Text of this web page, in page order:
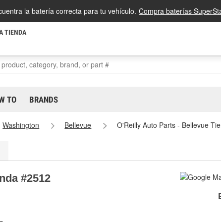
la batería correcta para tu vehículo. Compra baterías
TIENDA
TO BRANDS
Washington Bellevue O'Reilly Auto Parts - Bellevue
#2512